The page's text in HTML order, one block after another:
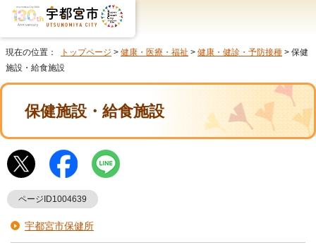
現在の位置： トップページ > 健康・医療・福祉 > 健康・健診・予防接種 > 保健
施設・給食施設
保健施設・給食施設
ページID1004639
宇都宮市保健所